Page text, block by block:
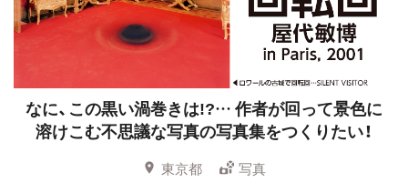
なに、この黒い渦巻きは!?…作者が回って景色に
溶けこむ不思議な写真の写真集をつくりたい！
東京都
写真